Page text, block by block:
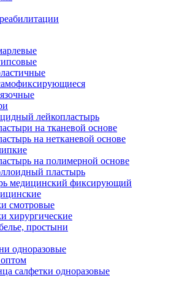
лейкопластырь
на тканевой основе
на нетканевой основе
на полимерной основе
пластырь
медицинский фиксирующий
смотровые
хирургические
простыни
одноразовые
салфетки одноразовые